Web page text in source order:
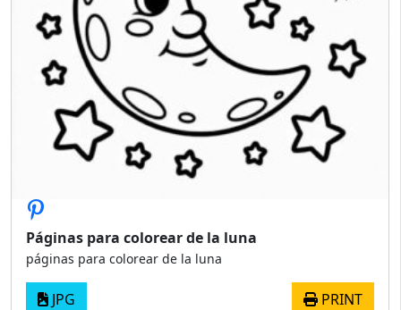
Páginas para colorear de la luna
páginas para colorear de la luna
JPG PRINT